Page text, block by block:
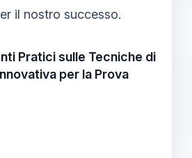
il nostro successo.
Pratici sulle Tecniche di
per la Prova